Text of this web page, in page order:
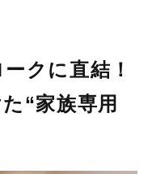
クに直結！
“家族専用